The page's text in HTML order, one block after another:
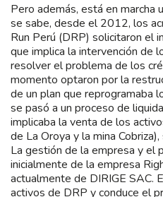
Pero además, está en marcha
se sabe, desde el 2012, los
Run Perú (DRP) solicitaron el
que implica la intervención de
resolver el problema de los
momento optaron por la
de un plan que reprogramaba
se pasó a un proceso de
implicaba la venta de los
de La Oroya y la mina
La gestión de la empresa y el
inicialmente de la empresa
actualmente de DIRIGE SAC.
activos de DRP y conduce el